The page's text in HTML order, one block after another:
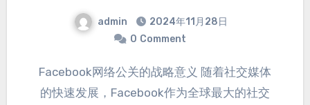
admin 2024年11月28日
0 Comment
Facebook网络公关的战略意义 随着社交媒体
的快速发展 ， Facebook作为全球最大的社交